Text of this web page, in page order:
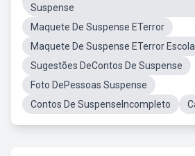
Suspense
Maquete De Suspense ETerror
Maquete De Suspense ETerror
Sugestões DeContos De Suspense
Foto DePessoas Suspense
Contos De SuspenseIncompleto